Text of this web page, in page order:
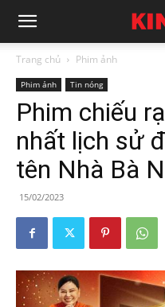
Trang chủ Phim ảnh
Phim ảnh Tin nóng
Phim chiếu
nhất lịch sử
tên Nhà Bà
15/02/2023